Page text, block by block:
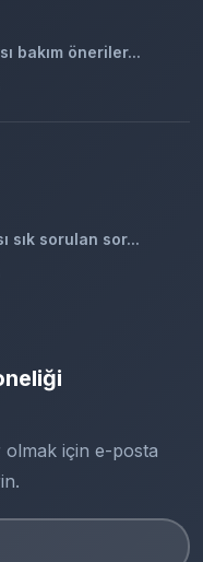
bakım öneriler...
sık sorulan sor...
olmak için e-posta